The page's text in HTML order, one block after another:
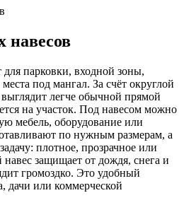
навесов
парковки, входной зоны,
под мангал. За счёт округлой
легче обычной прямой
на участок. Под навесом можно
мебель, оборудование или
по нужным размерам, а
плотное, прозрачное или
защищает от дождя, снега и
громоздко. Это удобный
дачи или коммерческой